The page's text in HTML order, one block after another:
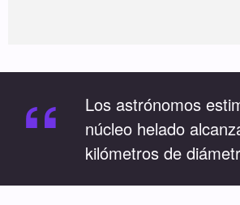
“
Los astrónomos
núcleo helado
kilómetros de